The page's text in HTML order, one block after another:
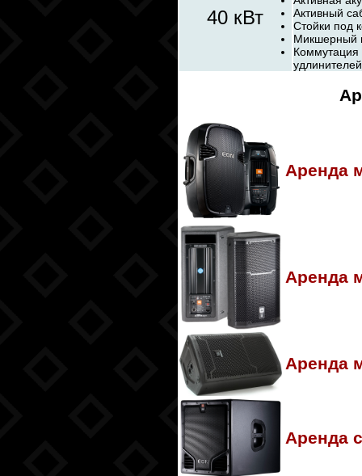
40 кВт
Активный
Стойки под
Микшерный
Коммутация
Аренда
Аренда
Аренда
Аренда